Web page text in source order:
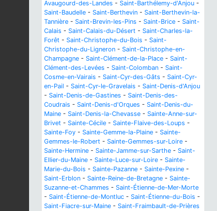
Avaugourd-des-Landes - Saint-Barthélemy-d'Anjou -
Saint-Baudelle - Saint-Berthevin - Saint-Berthevin-la-
Tannière - Saint-Brevin-les-Pins - Saint-Brice - Saint-
Calais - Saint-Calais-du-Désert - Saint-Charles-la-
Forêt - Saint-Christophe-du-Bois - Saint-
Christophe-du-Ligneron - Saint-Christophe-en-
Champagne - Saint-Clément-de-la-Place - Saint-
Clément-des-Levées - Saint-Colomban - Saint-
Cosme-en-Vairais - Saint-Cyr-des-Gâts - Saint-Cyr-
en-Pail - Saint-Cyr-le-Gravelais - Saint-Denis-d'Anjou
- Saint-Denis-de-Gastines - Saint-Denis-des-
Coudrais - Saint-Denis-d'Orques - Saint-Denis-du-
Maine - Saint-Denis-la-Chevasse - Sainte-Anne-sur-
Brivet - Sainte-Cécile - Sainte-Flaive-des-Loups -
Sainte-Foy - Sainte-Gemme-la-Plaine - Sainte-
Gemmes-le-Robert - Sainte-Gemmes-sur-Loire -
Sainte-Hermine - Sainte-Jamme-sur-Sarthe - Saint-
Ellier-du-Maine - Sainte-Luce-sur-Loire - Sainte-
Marie-du-Bois - Sainte-Pazanne - Sainte-Pexine -
Saint-Erblon - Sainte-Reine-de-Bretagne - Sainte-
Suzanne-et-Chammes - Saint-Étienne-de-Mer-Morte
- Saint-Étienne-de-Montluc - Saint-Étienne-du-Bois -
Saint-Fiacre-sur-Maine - Saint-Fraimbault-de-Prières